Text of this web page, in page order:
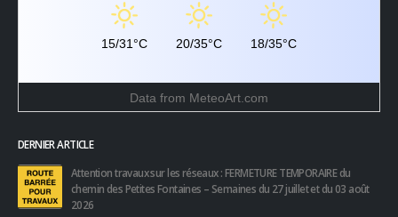
15/31°C 20/35°C 18/35°C
Data from MeteoArt.com
DERNIER ARTICLE
Attention travaux sur les réseaux : FERMETURE TEMPORAIRE du
chemin des Petites Fontaines – Semaines du 27 juillet et du 03 août
2026